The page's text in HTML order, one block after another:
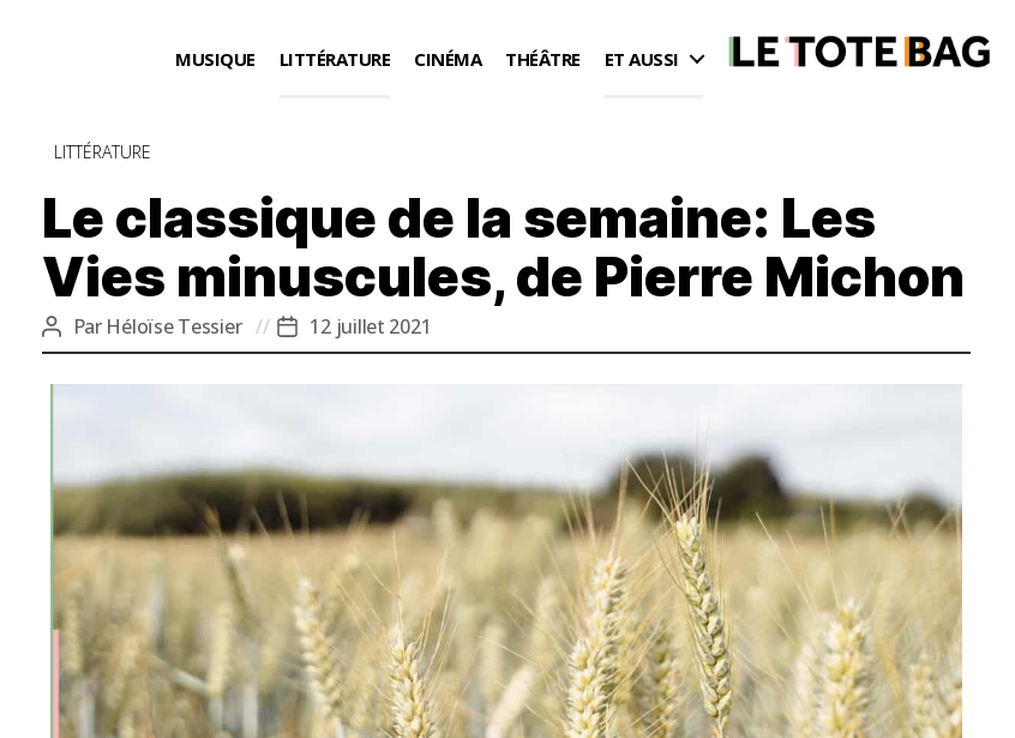
MUSIQUE LITTÉRATURE CINÉMA THÉÂTRE ET AUSSI
Catégories
LITTÉRATURE
Le classique de la semaine: Les
Vies minuscules, de Pierre Michon
Auteur
de
l’article
Par Héloïse Tessier
Date
de
l’article
12 juillet 2021